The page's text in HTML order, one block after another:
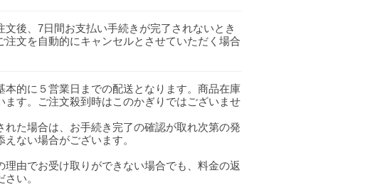
後、7日間お支払い手続きが完了されないとき
文を自動的にキャンセルとさせていただく場合
的に５営業日までの配送となります。商品在庫
ます。ご注文殺到時はこのかぎりではございませ
た場合は、お手続き完了の確認が取れ次第の発
ない場合がございます。
由でお受け取りができない場合でも、料金の返
い。